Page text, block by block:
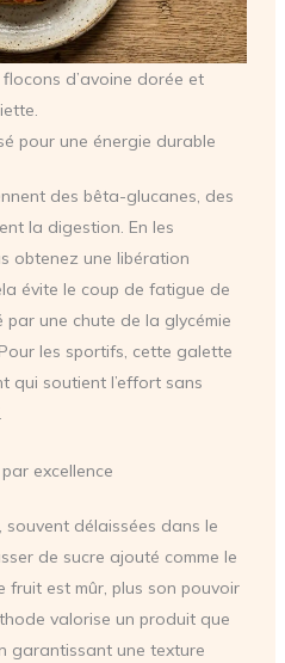
d’avoine dorée et
pour une énergie durable
des bêta-glucanes, des
la digestion. En les
obtenez une libération
évite le coup de fatigue de
une chute de la glycémie
les sportifs, cette galette
qui soutient l’effort sans
excellence
souvent délaissées dans le
de sucre ajouté comme le
fruit est mûr, plus son pouvoir
valorise un produit que
garantissant une texture